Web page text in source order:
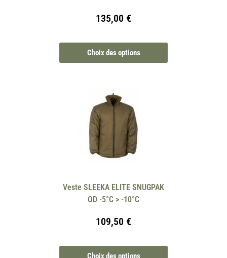
135,00 €
Choix des options
Veste SLEEKA ELITE SNUGPAK
OD -5°C > -10°C
109,50 €
Choix des options